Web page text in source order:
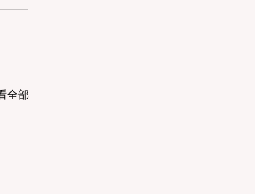
全部